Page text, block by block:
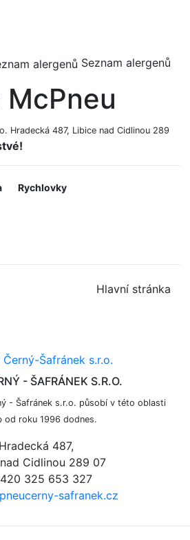
Seznam alergenů
Hradecká 487, Libice nad Cidlinou 289
Rychlovky
Hlavní stránka
- ŠAFRÁNEK S.R.O.
- Šafránek s.r.o. působí v této oblasti
od roku 1996 dodnes.
Hradecká 487,
Cidlinou 289 07
325 653 327
safranek.cz